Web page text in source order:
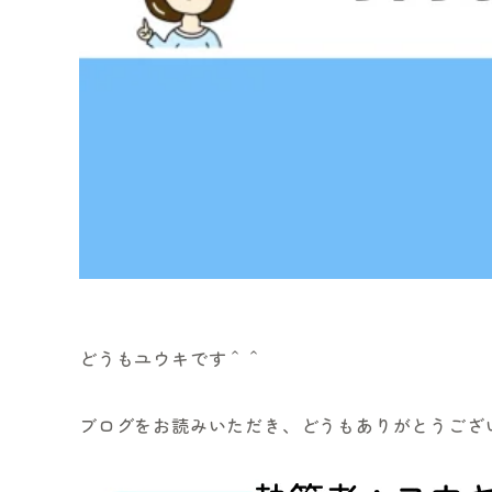
どうもユウキです＾＾
ブログをお読みいただき、どうもありがとうござ